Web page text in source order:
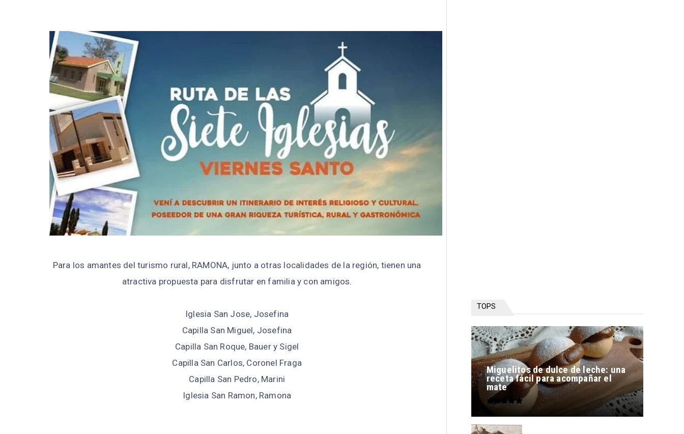
Para los amantes del turismo rural, RAMONA, junto a otras localidades de la región, tienen una
atractiva propuesta para disfrutar en familia y con amigos.
Iglesia San Jose, Josefina
Capilla San Miguel, Josefina
Capilla San Roque, Bauer y Sigel
Capilla San Carlos, Coronel Fraga
Capilla San Pedro, Marini
Iglesia San Ramon, Ramona
TOPS
Miguelitos de dulce de leche: una
receta fácil para acompañar el
mate